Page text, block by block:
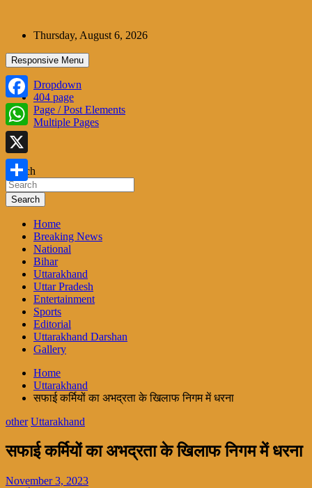
contentThursday, August 6, 2026
Responsive Menu
Dropdown
404 page
Page / Post Elements
Multiple Pages
Search
Search
Home
Breaking News
National
Bihar
Uttarakhand
Uttar Pradesh
Entertainment
Sports
Editorial
Uttarakhand Darshan
Gallery
Home
Uttarakhand
सफाई कर्मियों का अभद्रता के खिलाफ निगम में धरना
other Uttarakhand
सफाई कर्मियों का अभद्रता के खिलाफ निगम में धरना
November 3, 2023
Facebook
WhatsApp
X
Share